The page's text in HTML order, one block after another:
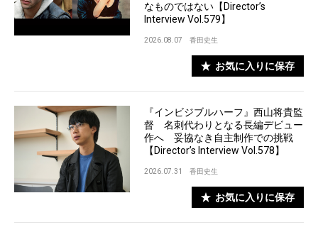
なものではない【Director’s
Interview Vol.579】
2026.08.07 香田史生
お気に入りに保存
『インビジブルハーフ』西山将貴監
督 名刺代わりとなる長編デビュー
作へ 妥協なき自主制作での挑戦
【Director’s Interview Vol.578】
2026.07.31 香田史生
お気に入りに保存